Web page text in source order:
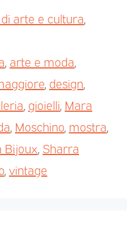
di arte e cultura,
, arte e moda,
, design,
, gioielli, Mara
, Moschino, mostra,
Bijoux, Sharra
,vintage